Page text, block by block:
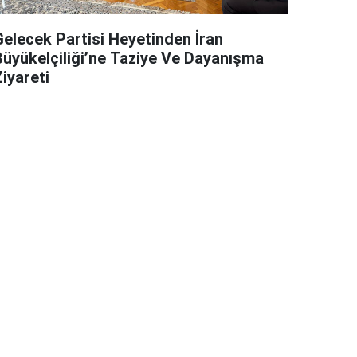
Partisi Heyetinden İran
Taziye Ve Dayanışma